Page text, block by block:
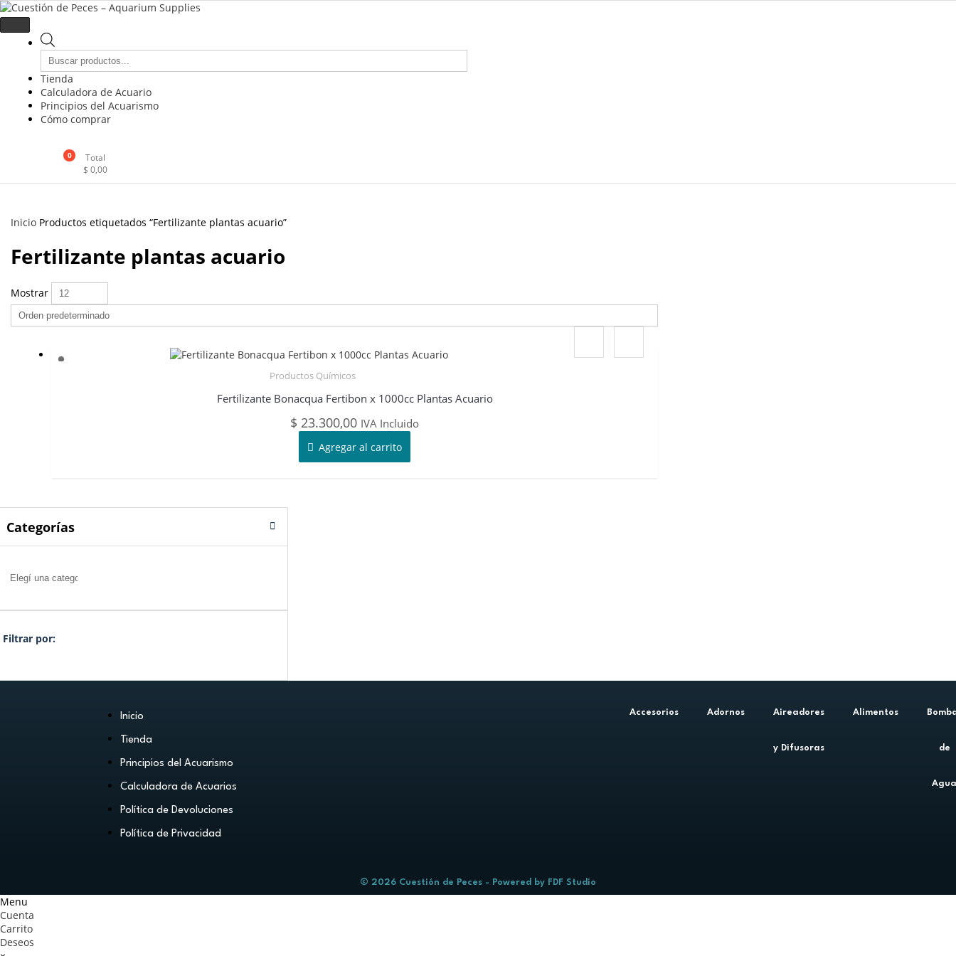
Cuestión de Peces – Aquarium Supplies
Accesorios e Insumos Para Acuarismo
Tienda
Calculadora de Acuario
Principios del Acuarismo
Cómo comprar
0
Total
$ 0,00
Inicio Productos etiquetados “Fertilizante plantas acuario”
Fertilizante plantas acuario
Mostrar
Productos Químicos
Fertilizante Bonacqua Fertibon x 1000cc Plantas Acuario
$ 23.300,00 IVA Incluido
Agregar al carrito
Categorías
Filtrar por:
Inicio
Tienda
Principios del Acuarismo
Calculadora de Acuarios
Política de Devoluciones
Política de Privacidad
Accesorios Adornos Aireadores
y Difusoras
Alimentos
de
© 2026 Cuestión de Peces - Powered by FDF Studio
Menu
Cuenta
Carrito
Deseos